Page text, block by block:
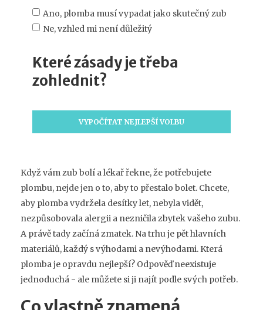
Které zásady je třeba
zohlednit?
Ano, plomba musí vypadat jako skutečný zub
Ne, vzhled mi není důležitý
VYPOČÍTAT NEJLEPŠÍ VOLBU
Když vám zub bolí a lékař řekne, že potřebujete
plombu, nejde jen o to, aby to přestalo bolet. Chcete,
aby plomba vydržela desítky let, nebyla vidět,
nezpůsobovala alergii a nezničila zbytek vašeho zubu.
A právě tady začíná zmatek. Na trhu je pět hlavních
materiálů, každý s výhodami a nevýhodami. Která
plomba je opravdu nejlepší? Odpověď neexistuje
jednoduchá - ale můžete si ji najít podle svých potřeb.